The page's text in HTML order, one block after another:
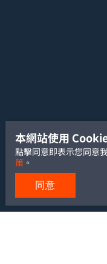
本網站使用
點擊同意即表示您同意
策。
同意